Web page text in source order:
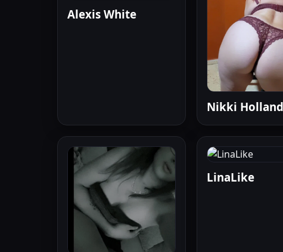
Alexis White
Nikki Holland
LinaLike